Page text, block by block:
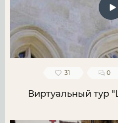
31 0
Виртуальный тур